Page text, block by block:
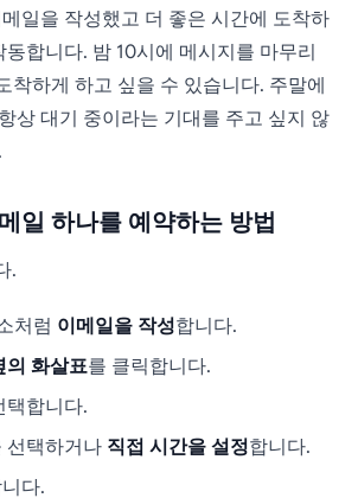
일을 작성했고 더 좋은 시간에 도착하
합니다. 밤 10시에 메시지를 마무리
착하게 하고 싶을 수 있습니다. 주말에
상 대기 중이라는 기대를 주고 싶지 않
일 하나를 예약하는 방법
.
처럼 이메일을 작성합니다.
의 화살표를 클릭합니다.
택합니다.
선택하거나 직접 시간을 설정합니다.
다.